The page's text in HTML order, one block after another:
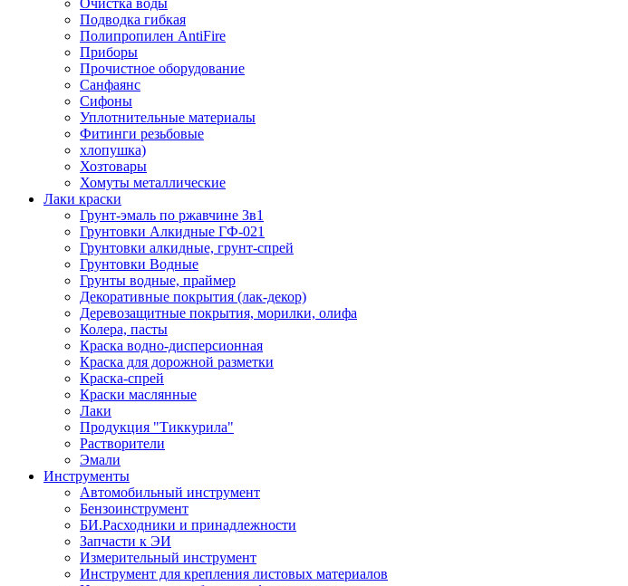
Очистка воды
Подводка гибкая
Полипропилен AntiFire
Приборы
Прочистное оборудование
Санфаянс
Сифоны
Уплотнительные материалы
Фитинги резьбовые
хлопушка)
Хозтовары
Хомуты металлические
Лаки краски
Грунт-эмаль по ржавчине 3в1
Грунтовки Алкидные ГФ-021
Грунтовки алкидные, грунт-спрей
Грунтовки Водные
Грунты водные, праймер
Декоративные покрытия (лак-декор)
Деревозащитные покрытия, морилки, олифа
Колера, пасты
Краска водно-дисперсионная
Краска для дорожной разметки
Краска-спрей
Краски маслянные
Лаки
Продукция "Тиккурила"
Растворители
Эмали
Инструменты
Автомобильный инструмент
Бензоинструмент
БИ.Расходники и принадлежности
Запчасти к ЭИ
Измерительный инструмент
Инструмент для крепления листовых материалов